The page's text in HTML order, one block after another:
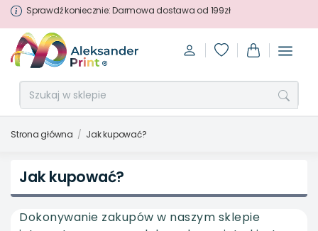
Sprawdź koniecznie: Darmowa dostawa od 199zł
Strona główna Jak kupować?
Jak kupować?
Dokonywanie zakupów w naszym sklepie